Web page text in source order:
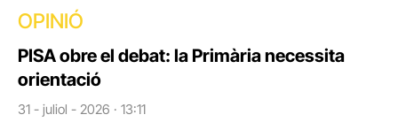
OPINIÓ
PISA obre el debat: la Primària necessita
orientació
31 - juliol - 2026 · 13:11